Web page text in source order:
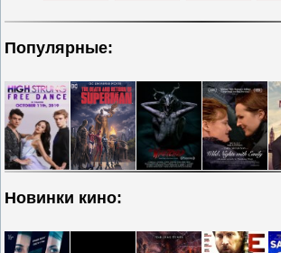
Популярные:
Новинки кино: